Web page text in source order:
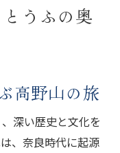
うふの奥
高野山の旅
深い歴史と文化を
、奈良時代に起源